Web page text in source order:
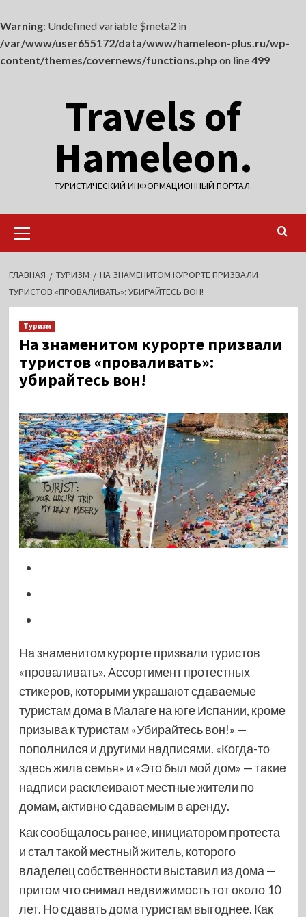
Warning: Undefined variable $meta2 in
/var/www/user655172/data/www/hameleon-plus.ru/wp-
content/themes/covernews/functions.php on line499
Travels of
Hameleon.
ТУРИСТИЧЕСКИЙ ИНФОРМАЦИОННЫЙ ПОРТАЛ.
меню
ГЛАВНАЯ ТУРИЗМ
НА ЗНАМЕНИТОМ КУРОРТЕ ПРИЗВАЛИ
ТУРИСТОВ «ПРОВАЛИВАТЬ»: УБИРАЙТЕСЬ ВОН!
Туризм
На знаменитом курорте призвали
туристов «проваливать»:
убирайтесь вон!
На знаменитом курорте призвали туристов
«проваливать». Ассортимент протестных
стикеров, которыми украшают сдаваемые
туристам дома в Малаге на юге Испании, кроме
призыва к туристам «Убирайтесь вон!» —
пополнился и другими надписями. «Когда-то
здесь жила семья» и «Это был мой дом» — такие
надписи расклеивают местные жители по
домам, активно сдаваемым в аренду.
Как сообщалось ранее, инициатором протеста
и стал такой местный житель, которого
владелец собственности выставил из дома —
притом что снимал недвижимость тот около 10
лет. Но сдавать дома туристам выгоднее. Как